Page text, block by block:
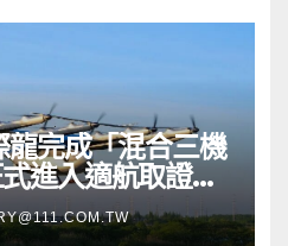
完成「混合三機
進入適航取證階